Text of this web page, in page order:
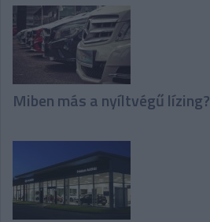
Miben más a nyíltvégű lízing?